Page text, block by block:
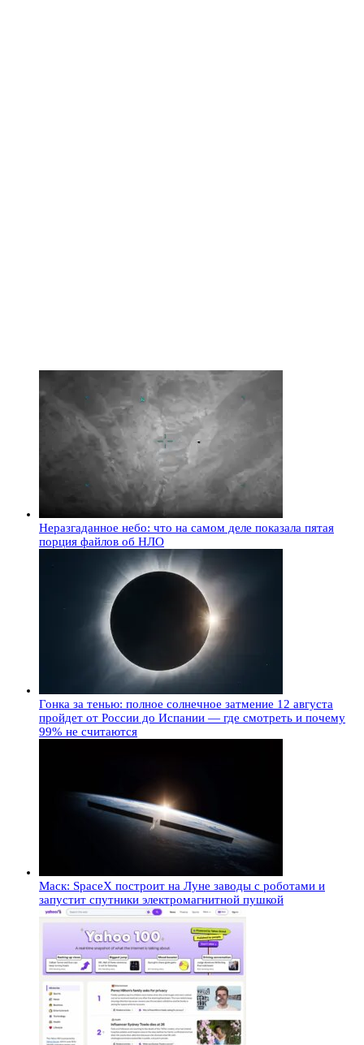
Неразгаданное небо: что на самом деле показала пятая
порция файлов об НЛО
Гонка за тенью: полное солнечное затмение 12 августа
пройдет от России до Испании — где смотреть и почему
99% не считаются
Маск: SpaceX построит на Луне заводы с роботами и
запустит спутники электромагнитной пушкой